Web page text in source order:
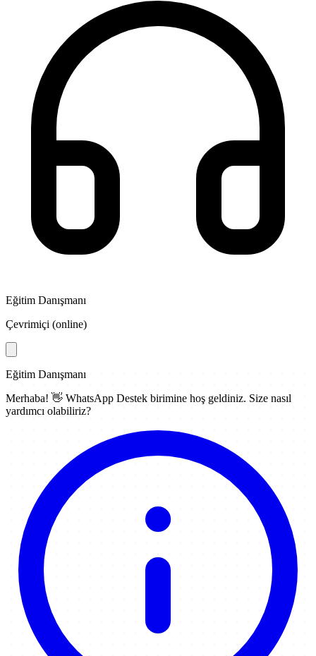
Eğitim Danışmanı
Çevrimiçi (online)
Eğitim Danışmanı
Merhaba! 👋 WhatsApp Destek birimine hoş geldiniz. Size nasıl
yardımcı olabiliriz?